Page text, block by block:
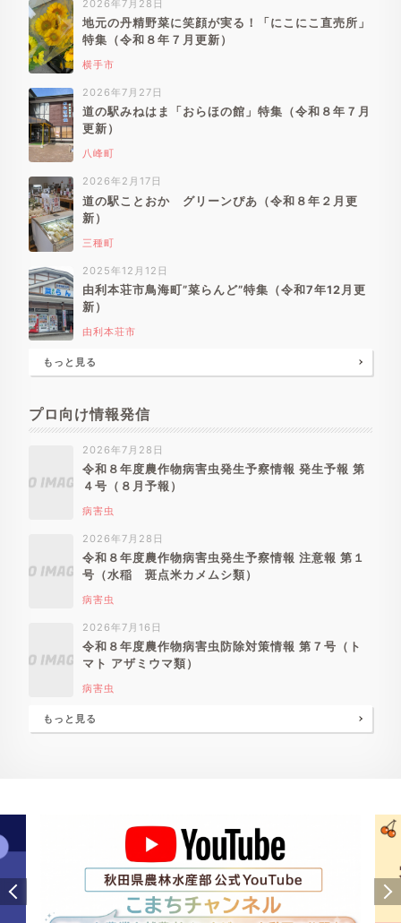
2026年7月28日
地元の丹精野菜に笑顔が実る！「にこにこ直売所」
特集（令和８年７月更新）
横手市
2026年7月27日
道の駅みねはま「おらほの館」特集（令和８年７月
更新）
八峰町
2026年2月17日
道の駅ことおか グリーンぴあ（令和８年２月更
新）
三種町
2025年12月12日
由利本荘市鳥海町”菜らんど”特集（令和7年12月更
新）
由利本荘市
もっと見る
プロ向け情報発信
2026年7月28日
令和８年度農作物病害虫発生予察情報 発生予報 第
４号（８月予報）
病害虫
2026年7月28日
令和８年度農作物病害虫発生予察情報 注意報 第１
号（水稲 斑点米カメムシ類）
病害虫
2026年7月16日
令和８年度農作物病害虫防除対策情報 第７号（ト
マト アザミウマ類）
病害虫
もっと見る